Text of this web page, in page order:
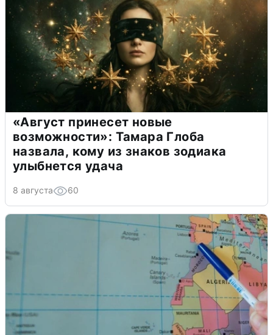
«Август принесет новые
возможности»: Тамара Глоба
назвала, кому из знаков зодиака
улыбнется удача
8 августа 60